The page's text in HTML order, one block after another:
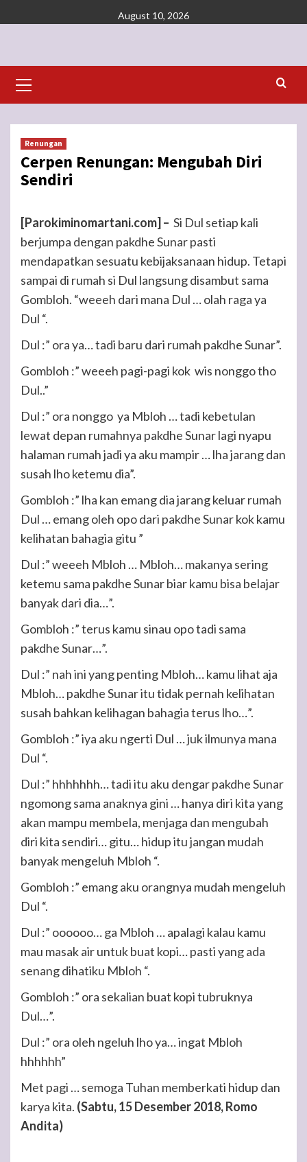
to
August 10, 2026
Menu
Renungan
Cerpen Renungan: Mengubah Diri
Sendiri
[Parokiminomartani.com] – Si Dul setiap kali
berjumpa dengan pakdhe Sunar pasti
mendapatkan sesuatu kebijaksanaan hidup. Tetapi
sampai di rumah si Dul langsung disambut sama
Gombloh. “weeeh dari mana Dul … olah raga ya
Dul “.
Dul :” ora ya… tadi baru dari rumah pakdhe Sunar”.
Gombloh :” weeeh pagi-pagi kok wis nonggo tho
Dul..”
Dul :” ora nonggo ya Mbloh … tadi kebetulan
lewat depan rumahnya pakdhe Sunar lagi nyapu
halaman rumah jadi ya aku mampir … lha jarang dan
susah lho ketemu dia”.
Gombloh :” lha kan emang dia jarang keluar rumah
Dul … emang oleh opo dari pakdhe Sunar kok kamu
kelihatan bahagia gitu ”
Dul :” weeeh Mbloh … Mbloh… makanya sering
ketemu sama pakdhe Sunar biar kamu bisa belajar
banyak dari dia…”.
Gombloh :” terus kamu sinau opo tadi sama
pakdhe Sunar…”.
Dul :” nah ini yang penting Mbloh… kamu lihat aja
Mbloh… pakdhe Sunar itu tidak pernah kelihatan
susah bahkan kelihagan bahagia terus lho…”.
Gombloh :” iya aku ngerti Dul … juk ilmunya mana
Dul “.
Dul :” hhhhhhh… tadi itu aku dengar pakdhe Sunar
ngomong sama anaknya gini … hanya diri kita yang
akan mampu membela, menjaga dan mengubah
diri kita sendiri… gitu… hidup itu jangan mudah
banyak mengeluh Mbloh “.
Gombloh :” emang aku orangnya mudah mengeluh
Dul “.
Dul :” oooooo… ga Mbloh … apalagi kalau kamu
mau masak air untuk buat kopi… pasti yang ada
senang dihatiku Mbloh “.
Gombloh :” ora sekalian buat kopi tubruknya
Dul…”.
Dul :” ora oleh ngeluh lho ya… ingat Mbloh
hhhhhh”
Met pagi … semoga Tuhan memberkati hidup dan
karya kita. (Sabtu, 15 Desember 2018, Romo
Andita)